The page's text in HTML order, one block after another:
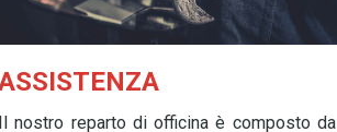
ASSISTENZA
Il nostro reparto di officina è composto da